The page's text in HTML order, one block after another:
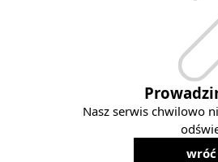
Nasz serwis chwilowo
wróć